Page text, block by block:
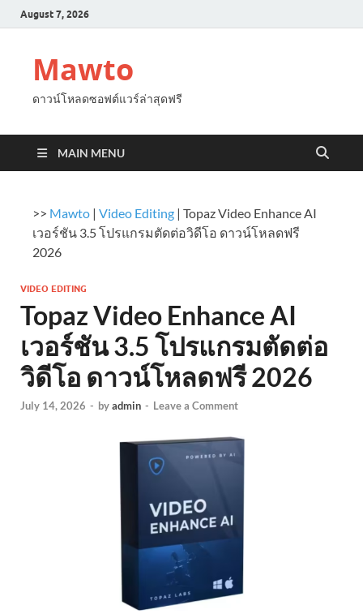
August 7, 2026
Mawto
ดาวน์โหลดซอฟต์แวร์ล่าสุดฟรี
MAIN MENU
>> Mawto | Video Editing | Topaz Video Enhance AI
เวอร์ชัน 3.5 โปรแกรมตัดต่อวิดีโอ ดาวน์โหลดฟรี
2026
VIDEO EDITING
Topaz Video Enhance AI
เวอร์ชัน 3.5 โปรแกรมตัดต่อ
วิดีโอ ดาวน์โหลดฟรี 2026
July 14, 2026 - byadmin - Leave a Comment